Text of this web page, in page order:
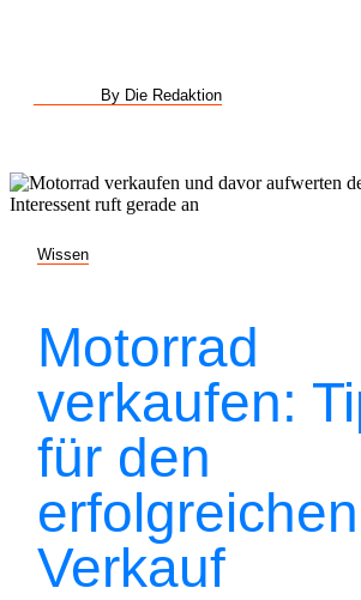
By Die Redaktion
Wissen
Motorrad
verkaufen:
für den
erfolgreichen
Verkauf